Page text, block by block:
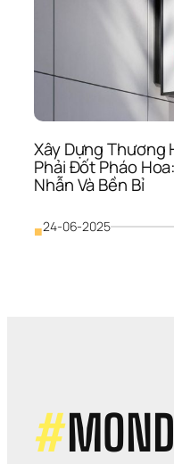
Xây Dựng Thương
Phải Đốt Pháo
Nhẫn Và Bền Bỉ
■24-06-2025
#